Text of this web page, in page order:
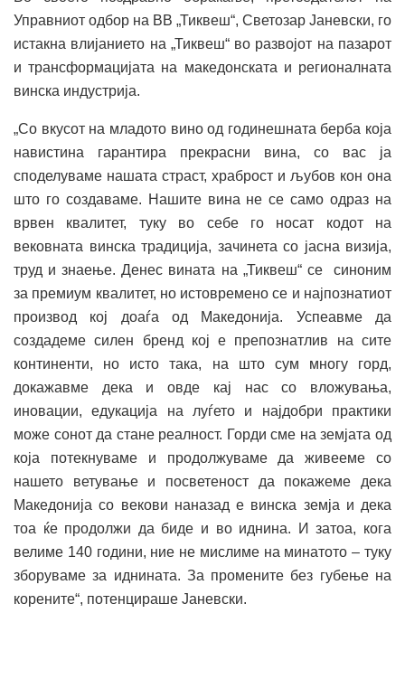
Управниот одбор на ВВ „Тиквеш“, Светозар Јаневски, го
истакна влијанието на „Тиквеш“ во развојот на пазарот
и трансформацијата на македонската и регионалната
винска индустрија.
„Со вкусот на младото вино од годинешната берба која
навистина гарантира прекрасни вина, со вас ја
споделуваме нашата страст, храброст и љубов кон она
што го создаваме. Нашите вина не се само одраз на
врвен квалитет, туку во себе го носат кодот на
вековната винска традиција, зачинета со јасна визија,
труд и знаење. Денес вината на „Тиквеш“ се синоним
за премиум квалитет, но истовремено се и најпознатиот
производ кој доаѓа од Македонија. Успеавме да
создадеме силен бренд кој е препознатлив на сите
континенти, но исто така, на што сум многу горд,
докажавме дека и овде кај нас со вложувања,
иновации, едукација на луѓето и најдобри практики
може сонот да стане реалност. Горди сме на земјата од
која потекнуваме и продолжуваме да живееме со
нашето ветување и посветеност да покажеме дека
Македонија со векови наназад е винска земја и дека
тоа ќе продолжи да биде и во иднина. И затоа, кога
велиме 140 години, ние не мислиме на минатото – туку
зборуваме за иднината. За промените без губење на
корените“, потенцираше Јаневски.